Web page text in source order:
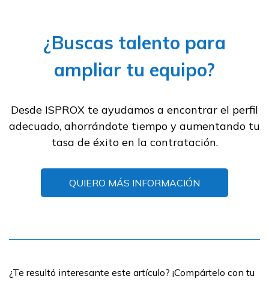
¿Buscas talento para
ampliar tu equipo?
Desde ISPROX te ayudamos a encontrar el perfil
adecuado, ahorrándote tiempo y aumentando tu
tasa de éxito en la contratación.
QUIERO MÁS INFORMACIÓN
¿Te resultó interesante este artículo? ¡Compártelo con tu